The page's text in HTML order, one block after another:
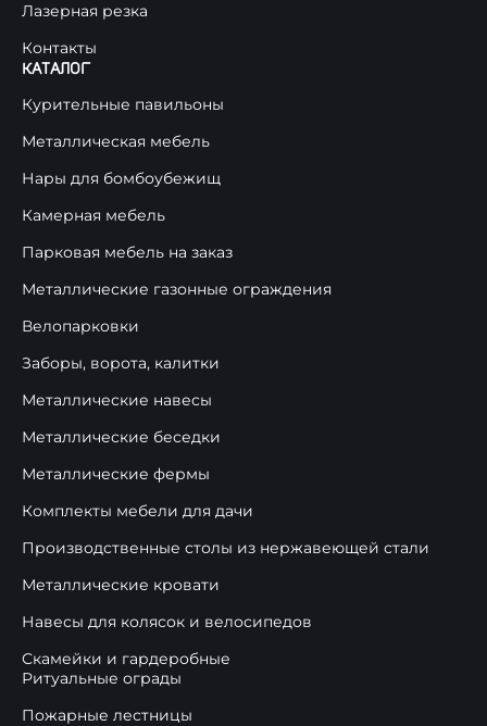
Лазерная резка
Контакты
КАТАЛОГ
Курительные павильоны
Металлическая мебель
Нары для бомбоубежищ
Камерная мебель
Парковая мебель на заказ
Металлические газонные ограждения
Велопарковки
Заборы, ворота, калитки
Металлические навесы
Металлические беседки
Металлические фермы
Комплекты мебели для дачи
Производственные столы из нержавеющей стали
Металлические кровати
Навесы для колясок и велосипедов
Скамейки и гардеробные
Ритуальные ограды
Пожарные лестницы